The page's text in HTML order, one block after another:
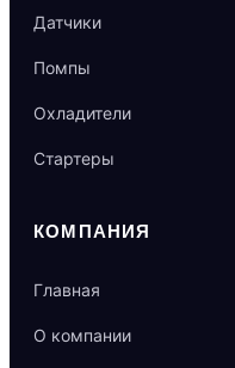
Датчики
Помпы
Охладители
Стартеры
КОМПАНИЯ
Главная
О компании